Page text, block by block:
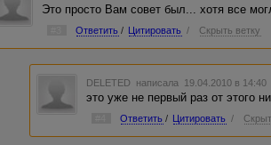
Это просто Вам совет был... хотя все
Ответить / Цитировать / Скрыть ветку
DELETED написала 19.04.2010 в
это уже не первый раз от этого
Ответить / Цитировать /